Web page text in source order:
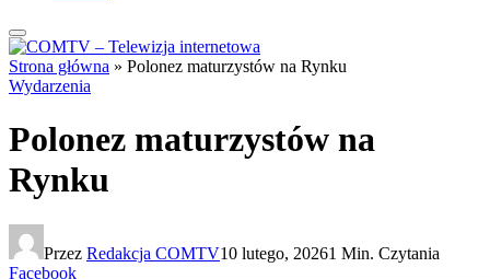
Strona główna » Polonez maturzystów na Rynku
Wydarzenia
Polonez maturzystów na
Rynku
Przez Redakcja COMTV10 lutego, 20261 Min. Czytania
Facebook